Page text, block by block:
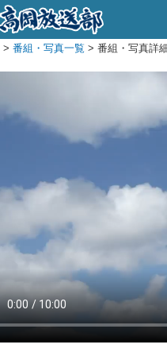
> 番組・写真一覧 > 番組・写真詳